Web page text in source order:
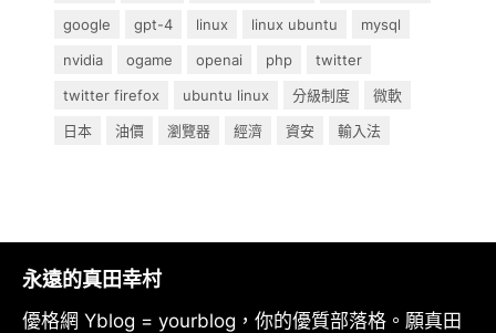
google
gpt-4 linux linux ubuntu
mysql
nvidia
ogame openai php
twitter
twitter firefox
ubuntu linux 分級制度
微軟
日本
油價 瀏覽器 經濟 資安 輸入法
永遠的真田幸村
優格網 Yblog = yourblog，你的優質部落格。願真田